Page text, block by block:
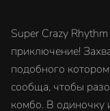
Super Crazy
приключение!
подобного
сообща, чтобы
комбо. В одиночку